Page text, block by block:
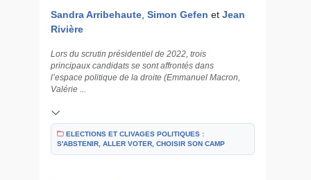
Sandra Arribehaute Simon Gefen et Jean
Rivière
Lors du scrutin présidentiel de 2022, trois
principaux candidats se sont affrontés dans
l’espace politique de la droite (Emmanuel Macron,
Valérie ...
ELECTIONS ET CLIVAGES POLITIQUES :
S'ABSTENIR, ALLER VOTER, CHOISIR SON CAMP